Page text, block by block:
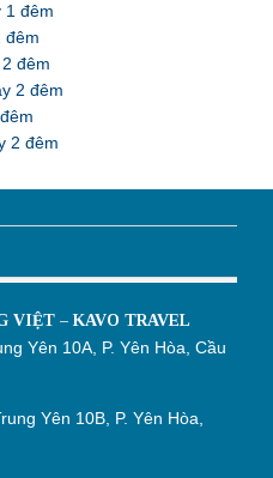
1 đêm
đêm
đêm
2 đêm
2 đêm
VIỆT – KAVO TRAVEL
Yên 10A, P. Yên Hòa, Cầu
Yên 10B, P. Yên Hòa,